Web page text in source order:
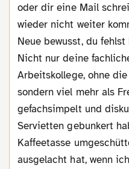
oder dir eine Mail
wieder nicht weiter
Neue bewusst, du fehlst
Nicht nur deine
Arbeitskollege, ohne
sondern viel mehr als
gefachsimpelt und
Servietten gebunkert
Kaffeetasse
ausgelacht hat, wenn